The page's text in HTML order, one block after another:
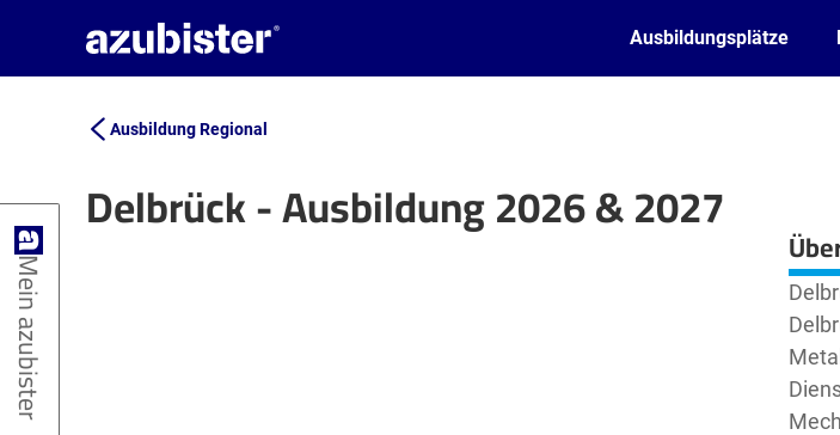
Ausbildungsplätze
Ausbildung Regional
Delbrück - Ausbildung 2026 & 2027
Leaflet | ©OpenStreetMap2contributors
Mein azubister